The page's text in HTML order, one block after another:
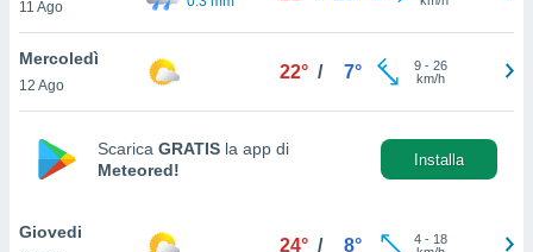
un
la
11 Ago
Mercoledì
12 Ago
22° / 7° 9- 26
km/h
Scarica GRATIS la app di
Meteored!
Installa
Giovedi
24° / 8° 4- 18